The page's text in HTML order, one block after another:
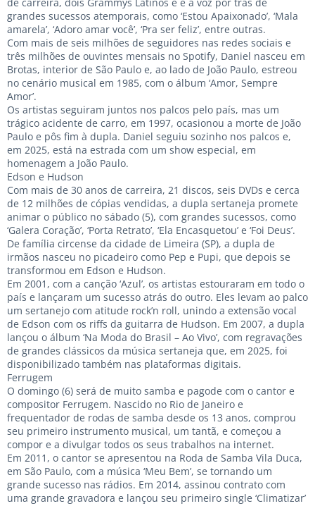
grandes sucessos atemporais, como ‘Estou Apaixonado’, ‘Mala
amarela’, ‘Adoro amar você’, ‘Pra ser feliz’, entre outras.
Com mais de seis milhões de seguidores nas redes sociais e
três milhões de ouvintes mensais no Spotify, Daniel nasceu em
Brotas, interior de São Paulo e, ao lado de João Paulo, estreou
no cenário musical em 1985, com o álbum ‘Amor, Sempre
Amor’.
Os artistas seguiram juntos nos palcos pelo país, mas um
trágico acidente de carro, em 1997, ocasionou a morte de João
Paulo e pôs fim à dupla. Daniel seguiu sozinho nos palcos e,
em 2025, está na estrada com um show especial, em
homenagem a João Paulo.
Edson e Hudson
Com mais de 30 anos de carreira, 21 discos, seis DVDs e cerca
de 12 milhões de cópias vendidas, a dupla sertaneja promete
animar o público no sábado (5), com grandes sucessos, como
‘Galera Coração’, ‘Porta Retrato’, ‘Ela Encasquetou’ e ‘Foi Deus’.
De família circense da cidade de Limeira (SP), a dupla de
irmãos nasceu no picadeiro como Pep e Pupi, que depois se
transformou em Edson e Hudson.
Em 2001, com a canção ‘Azul’, os artistas estouraram em todo o
país e lançaram um sucesso atrás do outro. Eles levam ao palco
um sertanejo com atitude rock’n roll, unindo a extensão vocal
de Edson com os riffs da guitarra de Hudson. Em 2007, a dupla
lançou o álbum ‘Na Moda do Brasil – Ao Vivo’, com regravações
de grandes clássicos da música sertaneja que, em 2025, foi
disponibilizado também nas plataformas digitais.
Ferrugem
O domingo (6) será de muito samba e pagode com o cantor e
compositor Ferrugem. Nascido no Rio de Janeiro e
frequentador de rodas de samba desde os 13 anos, comprou
seu primeiro instrumento musical, um tantã, e começou a
compor e a divulgar todos os seus trabalhos na internet.
Em 2011, o cantor se apresentou na Roda de Samba Vila Duca,
em São Paulo, com a música ‘Meu Bem’, se tornando um
grande sucesso nas rádios. Em 2014, assinou contrato com
uma grande gravadora e lançou seu primeiro single ‘Climatizar’